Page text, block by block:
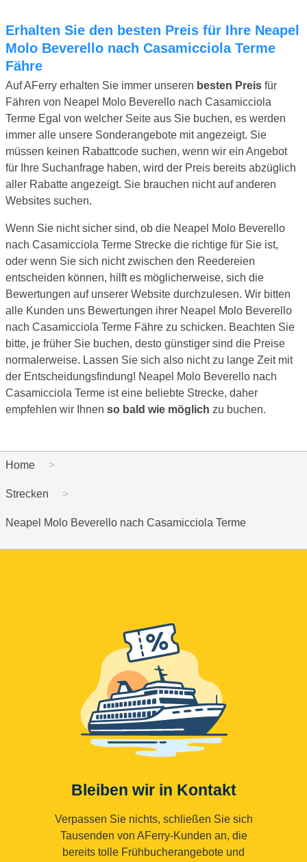
Erhalten Sie den besten Preis für Ihre Neapel
Molo Beverello nach Casamicciola Terme
Fähre
Auf AFerry erhalten Sie immer unseren besten Preis für
Fähren von Neapel Molo Beverello nach Casamicciola
Terme Egal von welcher Seite aus Sie buchen, es werden
immer alle unsere Sonderangebote mit angezeigt. Sie
müssen keinen Rabattcode suchen, wenn wir ein Angebot
für Ihre Suchanfrage haben, wird der Preis bereits abzüglich
aller Rabatte angezeigt. Sie brauchen nicht auf anderen
Websites suchen.
Wenn Sie nicht sicher sind, ob die Neapel Molo Beverello
nach Casamicciola Terme Strecke die richtige für Sie ist,
oder wenn Sie sich nicht zwischen den Reedereien
entscheiden können, hilft es möglicherweise, sich die
Bewertungen auf unserer Website durchzulesen. Wir bitten
alle Kunden uns Bewertungen ihrer Neapel Molo Beverello
nach Casamicciola Terme Fähre zu schicken. Beachten Sie
bitte, je früher Sie buchen, desto günstiger sind die Preise
normalerweise. Lassen Sie sich also nicht zu lange Zeit mit
der Entscheidungsfindung! Neapel Molo Beverello nach
Casamicciola Terme ist eine beliebte Strecke, daher
empfehlen wir Ihnen so bald wie möglich zu buchen.
Home
Strecken
Neapel Molo Beverello nach Casamicciola Terme
Bleiben wir in Kontakt
Verpassen Sie nichts, schließen Sie sich
Tausenden von AFerry-Kunden an, die
bereits tolle Frühbucherangebote und